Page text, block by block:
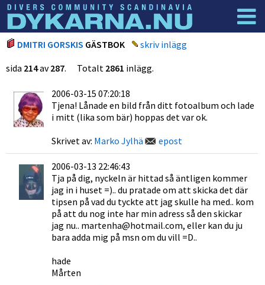
Dyknyheter
DMITRI GORSKIS GÄSTBOK
skriv inlägg
sida 214av287. Totalt 2861 inlägg.
2006-03-15 07:20:18
Tjena! Lånade en bild från ditt fotoalbum och lade
i mitt (lika som bär) hoppas det var ok.
Skrivet av: Marko Jylhä epost
2006-03-13 22:46:43
Tja på dig, nyckeln är hittad så äntligen kommer
jag in i huset =).. du pratade om att skicka det där
tipsen på vad du tyckte att jag skulle ha med.. kom
på att du nog inte har min adress så den skickar
jag nu.. martenha@hotmail.com, eller kan du ju
bara adda mig på msn om du vill =D..
hade
Mårten